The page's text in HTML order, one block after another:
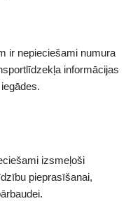
ir nepieciešami numura
informācijas
izsmeļoši
pieprasīšanai,